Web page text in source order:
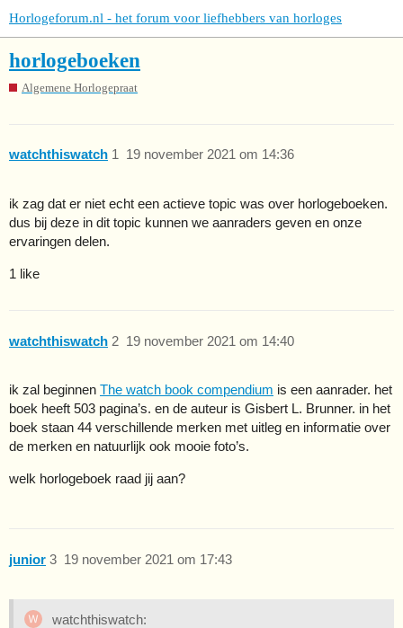
Horlogeforum.nl - het forum voor liefhebbers van horloges
horlogeboeken
Algemene Horlogepraat
watchthiswatch 19 november 2021 om 14:36
1
ik zag dat er niet echt een actieve topic was over horlogeboeken.
dus bij deze in dit topic kunnen we aanraders geven en onze
ervaringen delen.
1 like
watchthiswatch 19 november 2021 om 14:40
2
ik zal beginnen The watch book compendium is een aanrader. het
boek heeft 503 pagina’s. en de auteur is Gisbert L. Brunner. in het
boek staan 44 verschillende merken met uitleg en informatie over
de merken en natuurlijk ook mooie foto’s.
welk horlogeboek raad jij aan?
junior 19 november 2021 om 17:43
3
watchthiswatch: